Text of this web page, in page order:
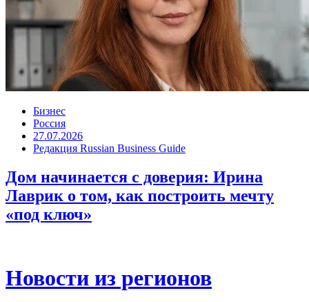
Бизнес
Россия
27.07.2026
Редакция Russian Business Guide
Дом начинается с доверия: Ирина
Лаврик о том, как построить мечту
«под ключ»
Новости из регионов